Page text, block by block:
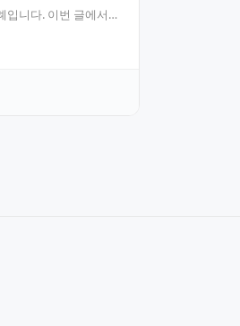
입니다. 이번 글에서